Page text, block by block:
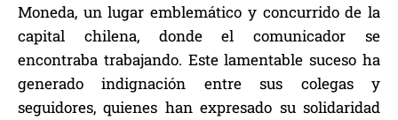
Moneda, un lugar emblemático y concurrido de la
capital chilena, donde el comunicador se
encontraba trabajando. Este lamentable suceso ha
generado indignación entre sus colegas y
seguidores, quienes han expresado su solidaridad